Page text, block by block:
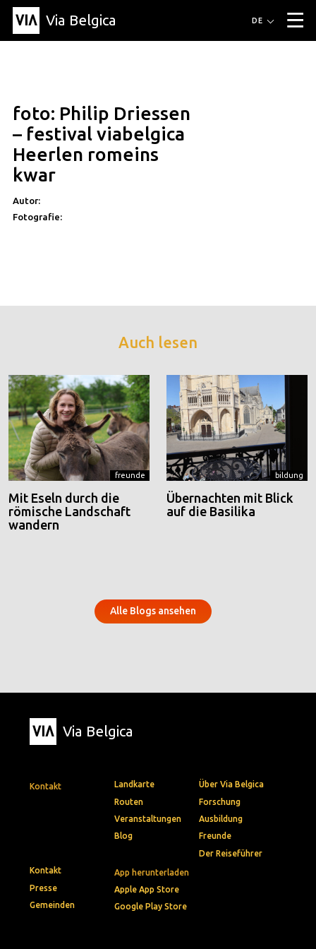
Via Belgica ▼
Artikel
Bildung
Rezept
Freunde
Über Via Belgica
Über Via Belgica
Forschung
Ausbildung
Freunde
Der Reiseführer
Organisation
DE
foto: Philip Driessen
– festival viabelgica
Heerlen romeins
kwar
Autor:
Fotografie:
Auch lesen
freunde
Mit Eseln durch die
römische Landschaft
wandern
bildung
Übernachten mit Blick
auf die Basilika
Alle Blogs ansehen
Via Belgica
Kontakt
App herunterladen
Apple App Store
Google Play Store
Landkarte
Routen
Veranstaltungen
Blog
Über Via Belgica
Forschung
Ausbildung
Freunde
Der Reiseführer
Kontakt
Presse
Gemeinden